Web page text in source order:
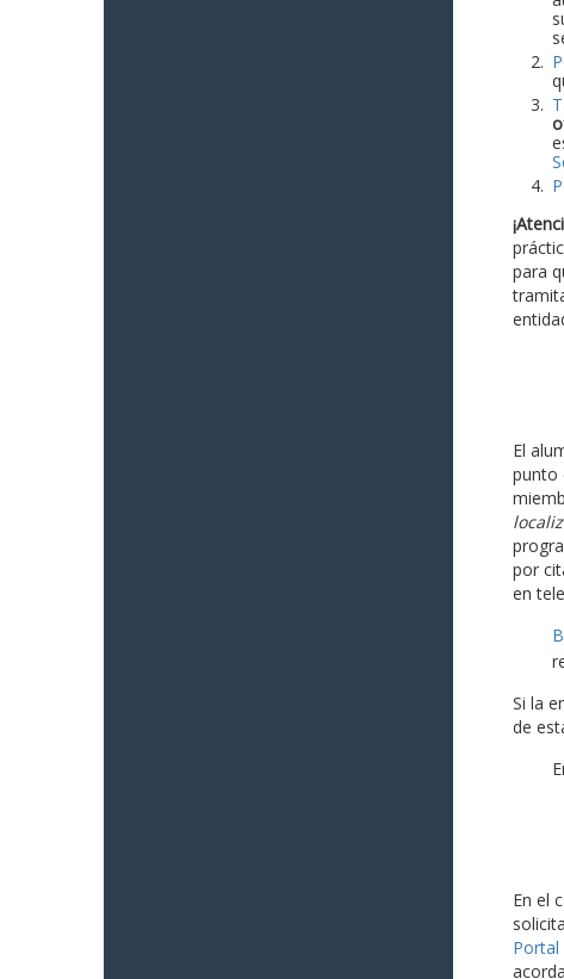
para
El
punto
por
en
Si la
de
En el
Portal